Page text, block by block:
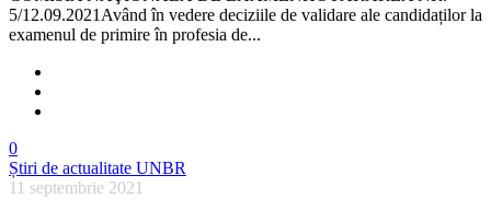
5/12.09.2021Având în vedere deciziile de validare ale candidaților la
examenul de primire în profesia de...
0
Știri de actualitate UNBR
11 septembrie 2021